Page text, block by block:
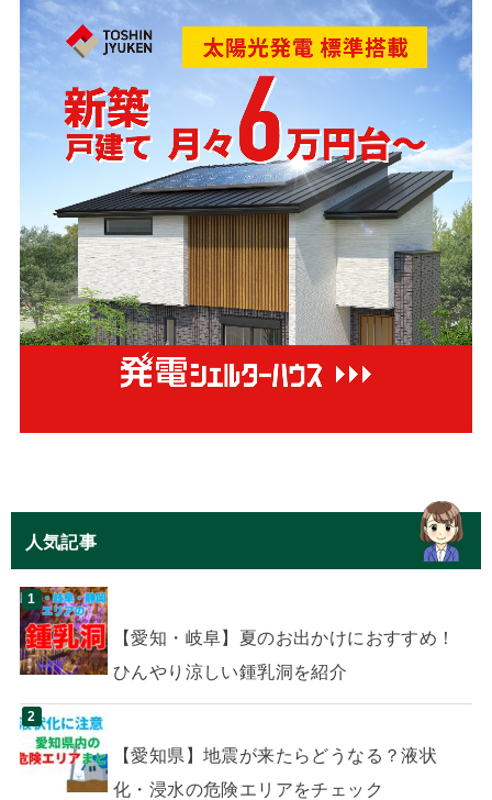
人気記事
【愛知・岐阜】夏のお出かけにおすすめ！
ひんやり涼しい鍾乳洞を紹介
【愛知県】地震が来たらどうなる？液状
化・浸水の危険エリアをチェック